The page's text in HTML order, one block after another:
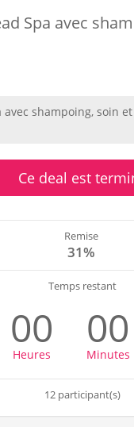
Spa avec
avec shampoing, soin et
Ce deal est
Remise
31%
Temps restant
00
Heures
00
Minutes
12 participant(s)